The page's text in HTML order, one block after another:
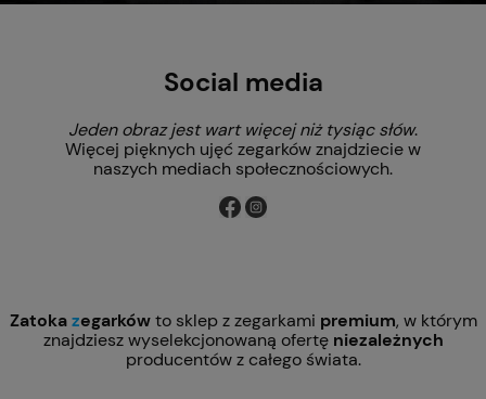
Social media
Jeden obraz jest wart więcej niż tysiąc słów.
Więcej pięknych ujęć zegarków znajdziecie w
naszych mediach społecznościowych.
Zatokazegarkówto sklep z zegarkami premium, w którym
znajdziesz wyselekcjonowaną ofertę niezależnych
producentów z całego świata.